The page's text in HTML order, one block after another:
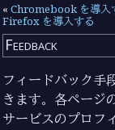
«Chromebook を導
Firefox を導入する
Feedback
フィードバック手
きます。各ページ
サービスのプロフ